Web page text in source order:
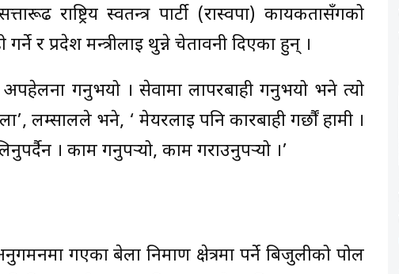
राष्ट्रिय स्वतन्त्र पार्टी (रास्वपा) कार्यकर्तासँगको
र प्रदेश मन्त्रीलाई थुन्ने चेतावनी दिएका हुन् ।
गर्नुभयो । सेवामा लापरबाही गर्नुभयो भने त्यो
लम्सालले भने, ‘ मेयरलाई पनि कारबाही गर्छौं हामी ।
। काम गर्नुपर्‍यो, काम गराउनुपर्‍यो ।’
गएका बेला निर्माण क्षेत्रमा पर्ने बिजुलीको पोल